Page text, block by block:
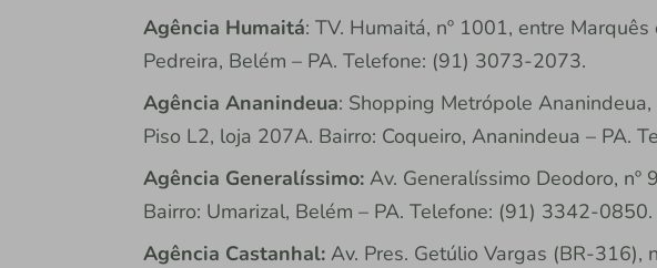
Agência Humaitá: TV. Humaitá, nº 1001, entre
Pedreira, Belém – PA. Telefone: (91) 3073-2073.
Agência Ananindeua: Shopping Metrópole Ananindeua,
Piso L2, loja 207A. Bairro: Coqueiro, Ananindeua – PA.
Agência Generalíssimo:Av. Generalíssimo Deodoro, nº
Bairro: Umarizal, Belém – PA. Telefone: (91) 3342-0850.
Agência Castanhal:Av. Pres. Getúlio Vargas (BR-316),